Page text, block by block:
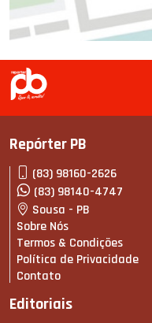
Repórter PB
(83) 98160-2626
(83) 98140-4747
Sousa - PB
Sobre Nós
Termos & Condições
Política de Privacidade
Contato
Editoriais